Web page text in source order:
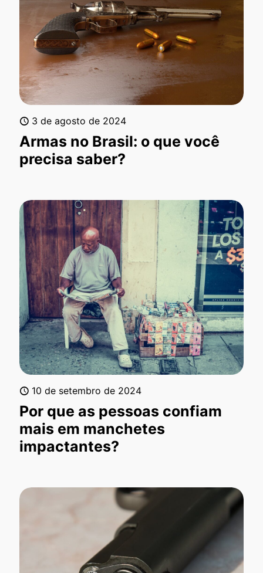
3 de agosto de 2024
Armas no Brasil: o que você
precisa saber?
10 de setembro de 2024
Por que as pessoas confiam
mais em manchetes
impactantes?